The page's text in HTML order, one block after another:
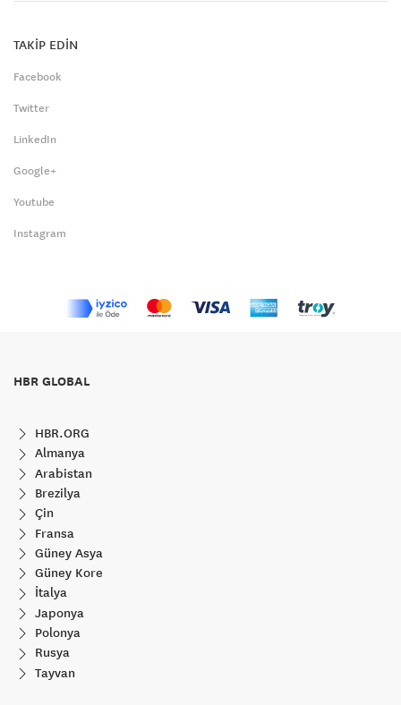
TAKİP EDİN
Facebook
Twitter
LinkedIn
Google+
Youtube
Instagram
HBR GLOBAL
HBR.ORG
Almanya
Arabistan
Brezilya
Çin
Fransa
Güney Asya
Güney Kore
İtalya
Japonya
Polonya
Rusya
Tayvan